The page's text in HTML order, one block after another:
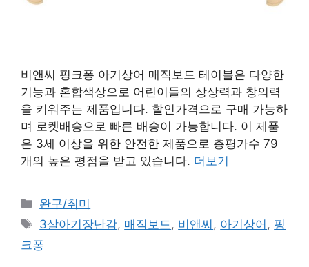
비앤씨 핑크퐁 아기상어 매직보드 테이블은 다양한
기능과 혼합색상으로 어린이들의 상상력과 창의력
을 키워주는 제품입니다. 할인가격으로 구매 가능하
며 로켓배송으로 빠른 배송이 가능합니다. 이 제품
은 3세 이상을 위한 안전한 제품으로 총평가수 79
개의 높은 평점을 받고 있습니다. 더보기
카
테
리
완구/취미
태
그
3살아기장난감, 매직보드 , 비앤씨 , 아기상어 , 핑
크퐁